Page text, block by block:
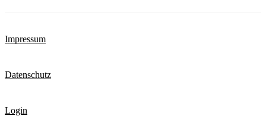
Impressum
Datenschutz
Login